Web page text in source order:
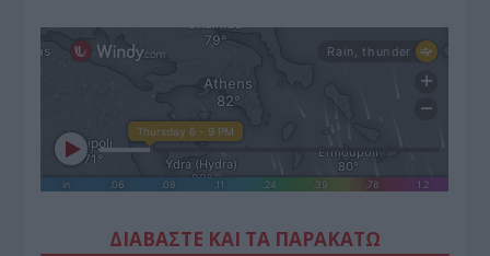
ΔΙΑΒΑΣΤΕ ΚΑΙ ΤΑ ΠΑΡΑΚΑΤΩ